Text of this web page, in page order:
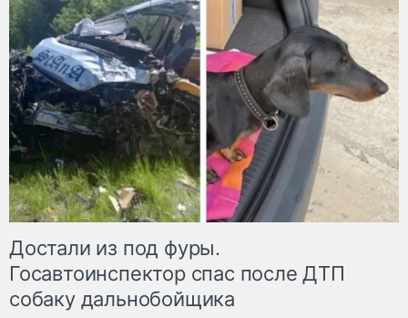
Достали из под фуры.
Госавтоинспектор спас после ДТП
собаку дальнобойщика